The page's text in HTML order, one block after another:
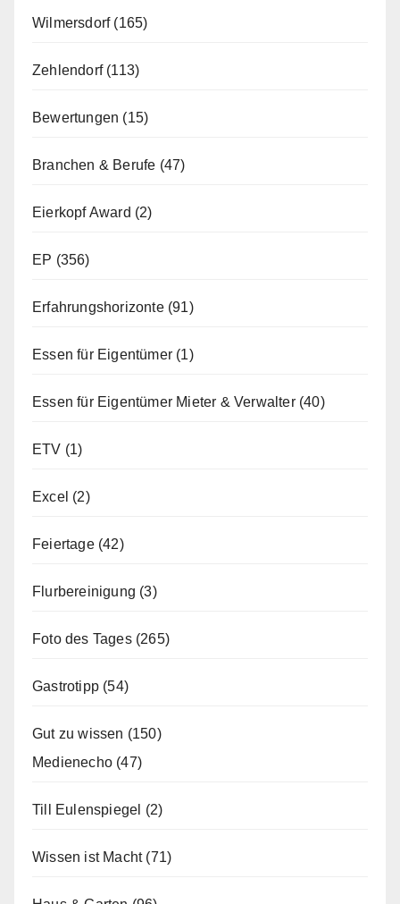
Wilmersdorf(165)
Zehlendorf(113)
Bewertungen (15)
Branchen & Berufe (47)
Eierkopf Award (2)
EP (356)
Erfahrungshorizonte(91)
Essen für Eigentümer (1)
Essen für Eigentümer Mieter & Verwalter(40)
ETV (1)
Excel (2)
Feiertage(42)
Flurbereinigung (3)
Foto des Tages(265)
Gastrotipp (54)
Gut zu wissen (150)
Medienecho (47)
Till Eulenspiegel (2)
Wissen ist Macht(71)